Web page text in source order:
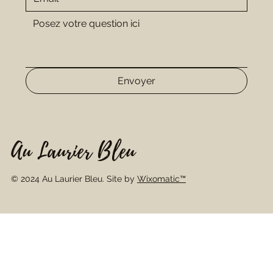
Envoyer
Au Laurier Bleu
© 2024 Au Laurier Bleu. Site by Wixomatic™